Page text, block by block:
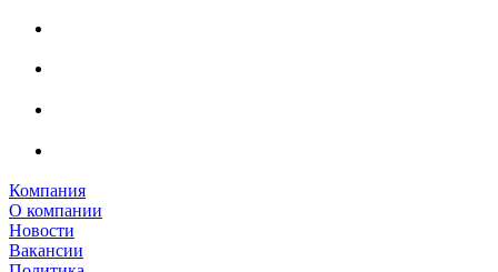
Компания
О компании
Новости
Вакансии